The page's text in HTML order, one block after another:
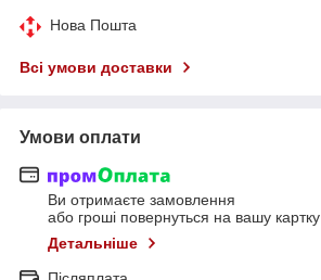
Нова Пошта
Всі умови доставки
Умови оплати
Ви отримаєте замовлення
або гроші повернуться на вашу картку
Детальніше